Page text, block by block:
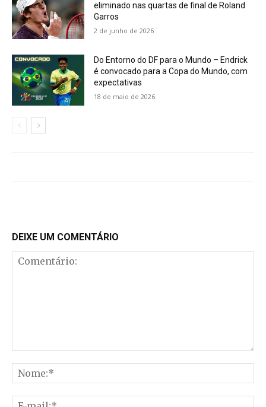
eliminado nas quartas de final de Roland
Garros
2 de junho de 2026
Do Entorno do DF para o Mundo – Endrick
é convocado para a Copa do Mundo, com
expectativas
18 de maio de 2026
DEIXE UM COMENTÁRIO